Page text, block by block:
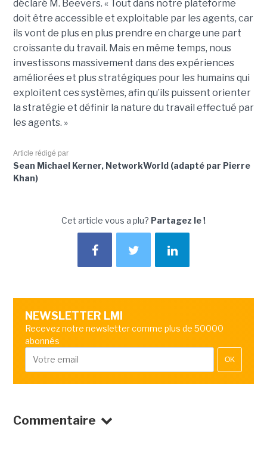
déclaré M. Beevers. « Tout dans notre plateforme
doit être accessible et exploitable par les agents, car
ils vont de plus en plus prendre en charge une part
croissante du travail. Mais en même temps, nous
investissons massivement dans des expériences
améliorées et plus stratégiques pour les humains qui
exploitent ces systèmes, afin qu’ils puissent orienter
la stratégie et définir la nature du travail effectué par
les agents. »
Article rédigé par
Sean Michael Kerner, NetworkWorld (adapté par Pierre
Khan)
Cet article vous a plu? Partagez le !
NEWSLETTER LMI
Recevez notre newsletter comme plus de 50000
abonnés
OK
Commentaire